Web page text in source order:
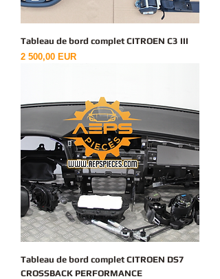
Tableau de bord complet CITROEN C3 III
Ціна
2 500,00 EUR
Tableau de bord complet CITROEN DS7
CROSSBACK PERFORMANCE